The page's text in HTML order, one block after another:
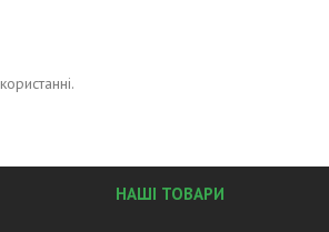
НАШІ ТОВАРИ